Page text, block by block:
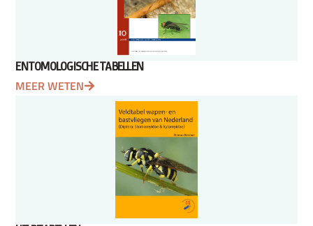
ENTOMOLOGISCHE TABELLEN
MEER WETEN